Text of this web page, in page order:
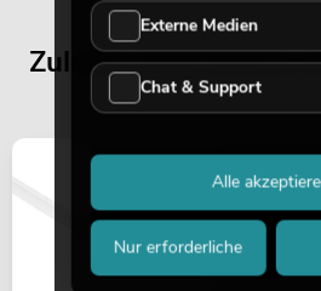
Zuletzt angesehene
Externe Medien
Chat & Support
Nur erforderliche
Alle